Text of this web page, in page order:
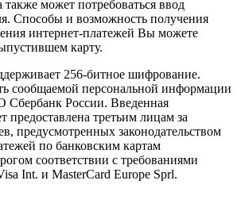
может потребоваться ввод
Способы и возможность получения
интернет-платежей Вы можете
карту.
256-битное шифрование.
сообщаемой персональной информации
Сбербанк России. Введенная
предоставлена третьим лицам за
предусмотренных законодательством
по банковским картам
соответствии с требованиями
Int. и MasterCard Europe Sprl.